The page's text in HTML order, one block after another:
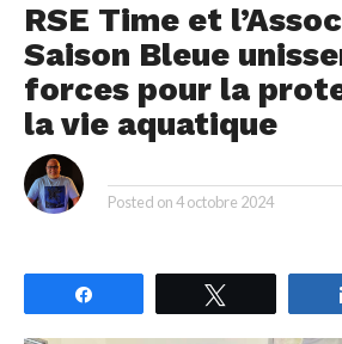
RSE Time et
Saison Bleue
forces pour la
la vie aquatique
Posted on4 octobre 2024